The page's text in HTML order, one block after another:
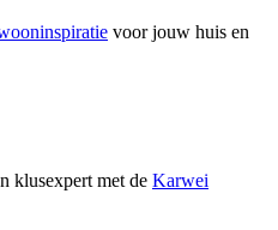
voor jouw huis en
klusexpert met de Karwei